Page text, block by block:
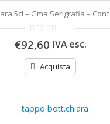
5cl – Gma Serigrafia –
0
di
€92,60 IVA esc.
Acquista